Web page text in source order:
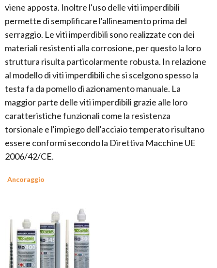
viene apposta. Inoltre l'uso delle viti imperdibili
permette di semplificare l'allineamento prima del
serraggio. Le viti imperdibili sono realizzate con dei
materiali resistenti alla corrosione, per questo la loro
struttura risulta particolarmente robusta. In relazione
al modello di viti imperdibili che si scelgono spesso la
testa fa da pomello di azionamento manuale. La
maggior parte delle viti imperdibili grazie alle loro
caratteristiche funzionali come la resistenza
torsionale e l'impiego dell'acciaio temperato risultano
essere conformi secondo la Direttiva Macchine UE
2006/42/CE.
Ancoraggio